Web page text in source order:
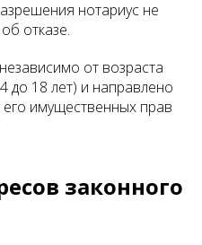
нотариус не
отказе.
от возраста
до 18 лет) и направлено
имущественных прав
законного